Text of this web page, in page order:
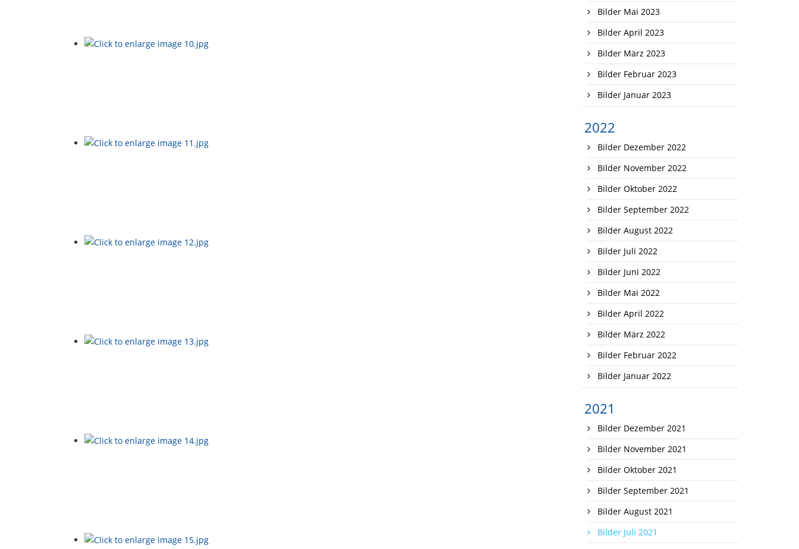
Bilder Mai 2023
Bilder April 2023
Bilder März 2023
Bilder Februar 2023
Bilder Januar 2023
2022
Bilder Dezember 2022
Bilder November 2022
Bilder Oktober 2022
Bilder September 2022
Bilder August 2022
Bilder Juli 2022
Bilder Juni 2022
Bilder Mai 2022
Bilder April 2022
Bilder März 2022
Bilder Februar 2022
Bilder Januar 2022
2021
Bilder Dezember 2021
Bilder November 2021
Bilder Oktober 2021
Bilder September 2021
Bilder August 2021
Bilder Juli 2021